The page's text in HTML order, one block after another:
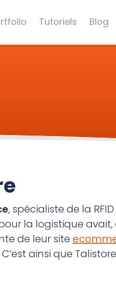
Tutoriels Blog
, spécialiste de la
la logistique
de leur site
ainsi que